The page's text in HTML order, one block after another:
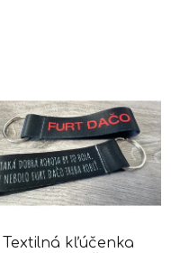
Textilná kľúčenka